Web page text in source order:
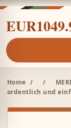
Home / /
ordentlich und